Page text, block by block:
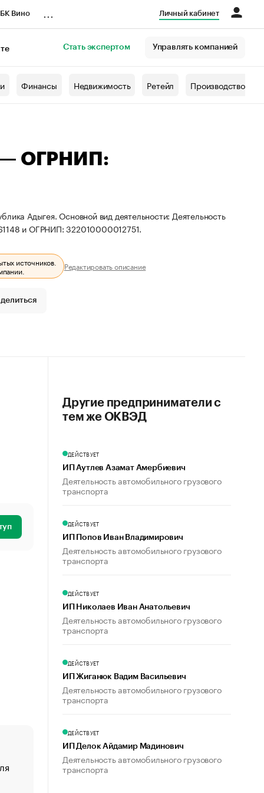
Вино Личный кабинет
Стать экспертом Управлять компанией
Финансы Недвижимость Ретейл Производство
— ОГРНИП:
Адыгея. Основной вид деятельности: Деятельность
и ОГРНИП: 322010000012751.
источников. Редактировать описание
«От спорта тело стареет иначе». Как живет глава
создавшей GTA
Другие предприниматели с
тем же ОКВЭД
ДЕЙСТВУЕТ
ИП Аутлев Азамат Амербиевич
Деятельность автомобильного грузового
транспорта
ДЕЙСТВУЕТ
ИП Попов Иван Владимирович
Деятельность автомобильного грузового
транспорта
ДЕЙСТВУЕТ
ИП Николаев Иван Анатольевич
Деятельность автомобильного грузового
транспорта
ДЕЙСТВУЕТ
ИП Жиганюк Вадим Васильевич
Деятельность автомобильного грузового
транспорта
ДЕЙСТВУЕТ
ИП Делок Айдамир Мадинович
Деятельность автомобильного грузового
транспорта